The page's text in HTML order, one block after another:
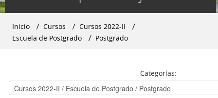
Inicio → Cursos → Cursos 2022-II
→
Escuela de Postgrado
→ Postgrado
Categorías: